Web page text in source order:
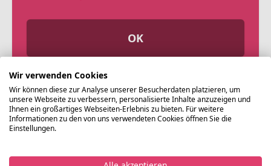
OK
Wir verwenden Cookies
Wir können diese zur Analyse unserer Besucherdaten platzieren, um
unsere Webseite zu verbessern, personalisierte Inhalte anzuzeigen und
Ihnen ein großartiges Webseiten-Erlebnis zu bieten. Für weitere
Informationen zu den von uns verwendeten Cookies öffnen Sie die
Einstellungen.